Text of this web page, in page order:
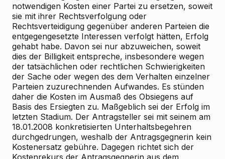
notwendigen Kosten einer Partei zu ersetzen, soweit
sie mit ihrer Rechtsverfolgung oder
Rechtsverteidigung gegenüber anderen Parteien die
entgegengesetzte Interessen verfolgt hätten, Erfolg
gehabt habe. Davon sei nur abzuweichen, soweit
dies der Billigkeit entspreche, insbesondere wegen
der tatsächlichen oder rechtlichen Schwierigkeiten
der Sache oder wegen des dem Verhalten einzelner
Parteien zuzurechnenden Aufwandes. Es stünden
daher die Kosten im Ausmaß des Obsiegens auf
Basis des Ersiegten zu. Maßgeblich sei der Erfolg im
letzten Stadium. Der Antragsteller sei mit seinem am
18.01.2008 konkretisierten Unterhaltsbegehren
durchgedrungen, weshalb der Antragsgegnerin kein
Kostenersatz gebühre. Dagegen richtet sich der
Kostenrekurs der Antragsgegnerin aus dem